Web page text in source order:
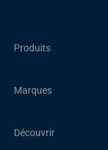
Produits
Marques
Découvrir